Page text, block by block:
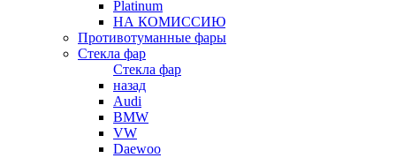
Platinum
НА КОМИССИЮ
Противотуманные фары
Стекла фар
Стекла фар
назад
Audi
BMW
VW
Daewoo